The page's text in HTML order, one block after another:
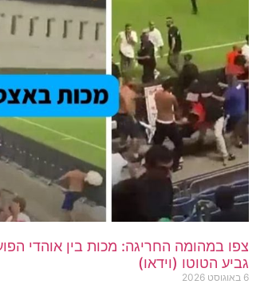
צפו במהומה החריגה: מכות בין אוהדי
גביע הטוטו (וידאו)
6 באוגוסט 2026